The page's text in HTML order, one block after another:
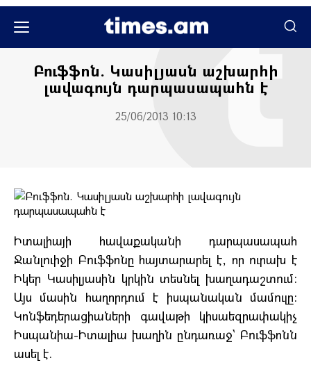
Բուֆֆոն. Կասիլյասն աշխարհի
լավագույն դարպասապահն է
25/06/2013 10:13
Իտալիայի հավաքականի դարպասապահ
Ջանլուիջի Բուֆֆոնը հայտարարել է, որ ուրախ է
Իկեր Կասիլյասին կրկին տեսնել խաղադաշտում:
Այս մասին հաղորդում է իսպանական մամուլը:
Կոնֆեդերացիաների գավաթի կիսաեզրափակիչ
Իսպանիա-Իտալիա խաղին ընդառաջ` Բուֆֆոնն
ասել է.